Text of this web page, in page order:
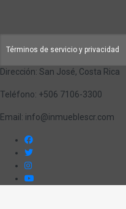
Términos de servicio y privacidad
Dirección: San José, Costa Rica
Teléfono: +506 7106-3300
Email: info@inmueblescr.com